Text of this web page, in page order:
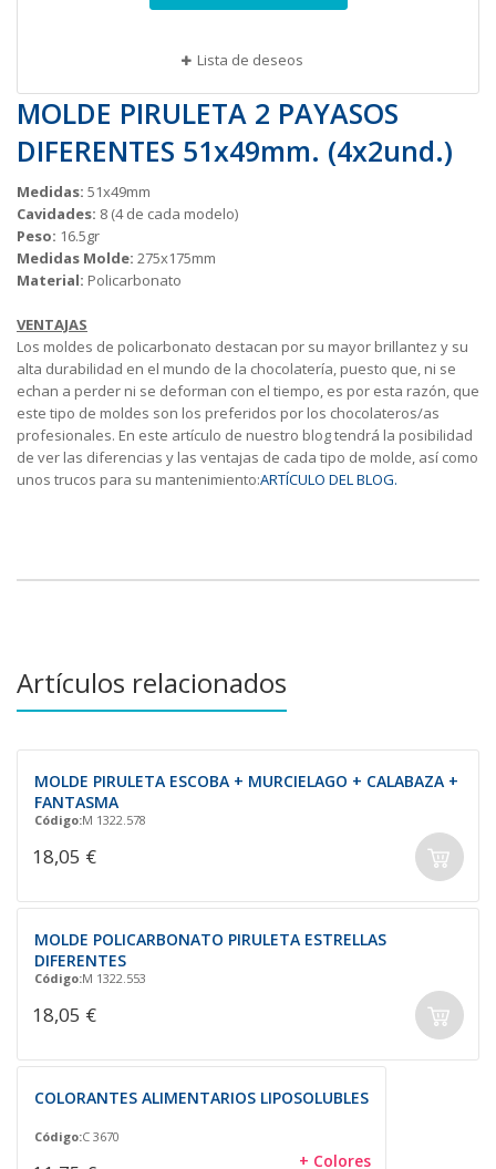
Lista de deseos
MOLDE PIRULETA 2 PAYASOS
DIFERENTES 51x49mm. (4x2und.)
Medidas: 51x49mm
Cavidades: 8 (4 de cada modelo)
Peso: 16.5gr
Medidas Molde: 275x175mm
Material: Policarbonato
VENTAJAS
Los moldes de policarbonato destacan por su mayor brillantez y su
alta durabilidad en el mundo de la chocolatería, puesto que, ni se
echan a perder ni se deforman con el tiempo, es por esta razón, que
este tipo de moldes son los preferidos por los chocolateros/as
profesionales. En este artículo de nuestro blog tendrá la posibilidad
de ver las diferencias y las ventajas de cada tipo de molde, así como
unos trucos para su mantenimiento:ARTÍCULO DEL BLOG.
Artículos relacionados
MOLDE PIRULETA ESCOBA + MURCIELAGO + CALABAZA +
FANTASMA
Código:M 1322.578
18,05 €
MOLDE POLICARBONATO PIRULETA ESTRELLAS
DIFERENTES
Código:M 1322.553
18,05 €
COLORANTES ALIMENTARIOS LIPOSOLUBLES
Código:C 3670
+ Colores